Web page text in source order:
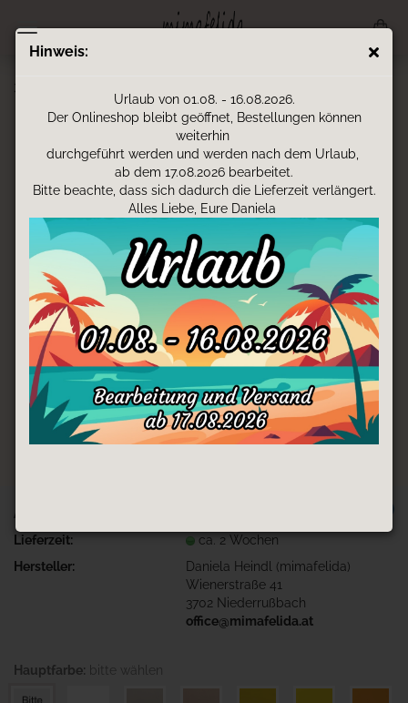
Hinweis:
Urlaub von 01.08. - 16.08.2026.
Der Onlineshop bleibt geöffnet, Bestellungen können
weiterhin
durchgeführt werden und werden nach dem Urlaub,
ab dem 17.08.2026 bearbeitet.
Bitte beachte, dass sich dadurch die Lieferzeit verlängert.
Alles Liebe, Eure Daniela
3D-Druck - Hasen-Ei
Art.Nr.:
Lieferzeit:
ca. 2 Wochen
Hersteller:
Daniela Heindl (mimafelida)
Wienerstraße 41
3702 Niederrußbach
office@mimafelida.at
Hauptfarbe: bitte wählen